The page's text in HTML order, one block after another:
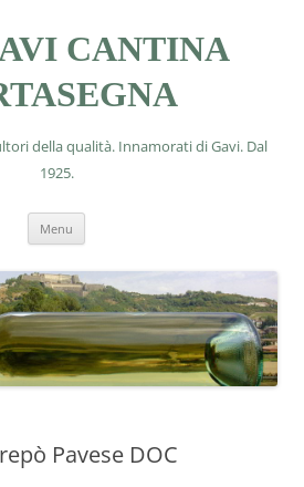
CANTINA
della qualità. Innamorati di Gavi. Dal
1925.
Menu
Pavese DOC